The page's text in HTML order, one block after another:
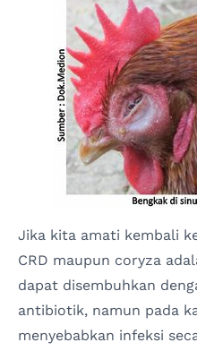
Jika kita amati kembali
CRD maupun coryza
dapat disembuhkan
antibiotik, namun pada
menyebabkan infeksi